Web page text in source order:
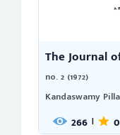
The Journal
no. 2 (1972)
Kandaswamy
266 | 0